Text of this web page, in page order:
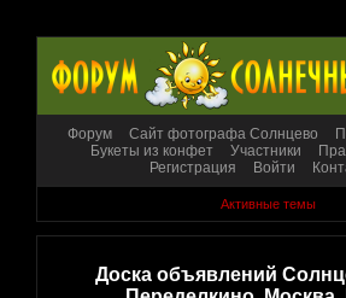
Форум Сайт фотографа Солнцево
Букеты из конфет
Участники
Регистрация
Войти
Активные темы
Доска объявлений